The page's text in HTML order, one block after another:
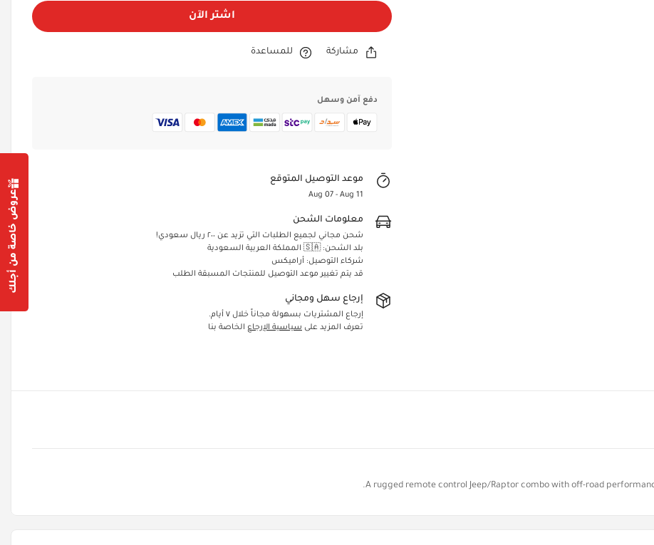
اشتر الآن
مشاركة للمساعدة
دفع آمن وسهل
موعد التوصيل المتوقع
Aug 07 - Aug 11
معلومات الشحن
شحن مجاني لجميع الطلبات التي تزيد عن ٢٠٠ ريال سعودي!
بلد الشحن: 🇸🇦 المملكة العربية السعودية
شركاء التوصيل: أراميكس
قد يتم تغيير موعد التوصيل للمنتجات المسبقة الطلب
إرجاع سهل ومجاني
إرجاع المشتريات بسهولة مجاناً خلال ٧ أيام.
تعرف المزيد على سياسية الإرجاع الخاصة بنا
A rugged remote control Jeep/Raptor combo with off-road
عروض خاصة من أجلك